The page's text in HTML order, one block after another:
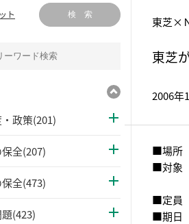
ト 検 索
政策(201)
全(207)
全(473)
(423)
東芝×
東芝
2006年
■場所
■対象
（
■定員
■期日